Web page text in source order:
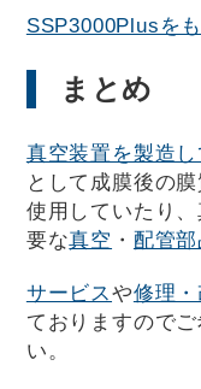
SSP3000Plusを
まとめ
真空装置を製造
として成膜後の膜
使用していたり
要な真空 ・ 配管部
サービスや修理
ておりますので
い。